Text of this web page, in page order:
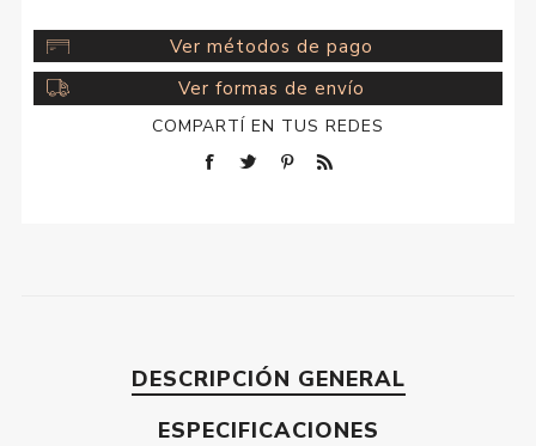
Ver métodos de pago
Ver formas de envío
COMPARTÍ EN TUS REDES
DESCRIPCIÓN GENERAL
ESPECIFICACIONES